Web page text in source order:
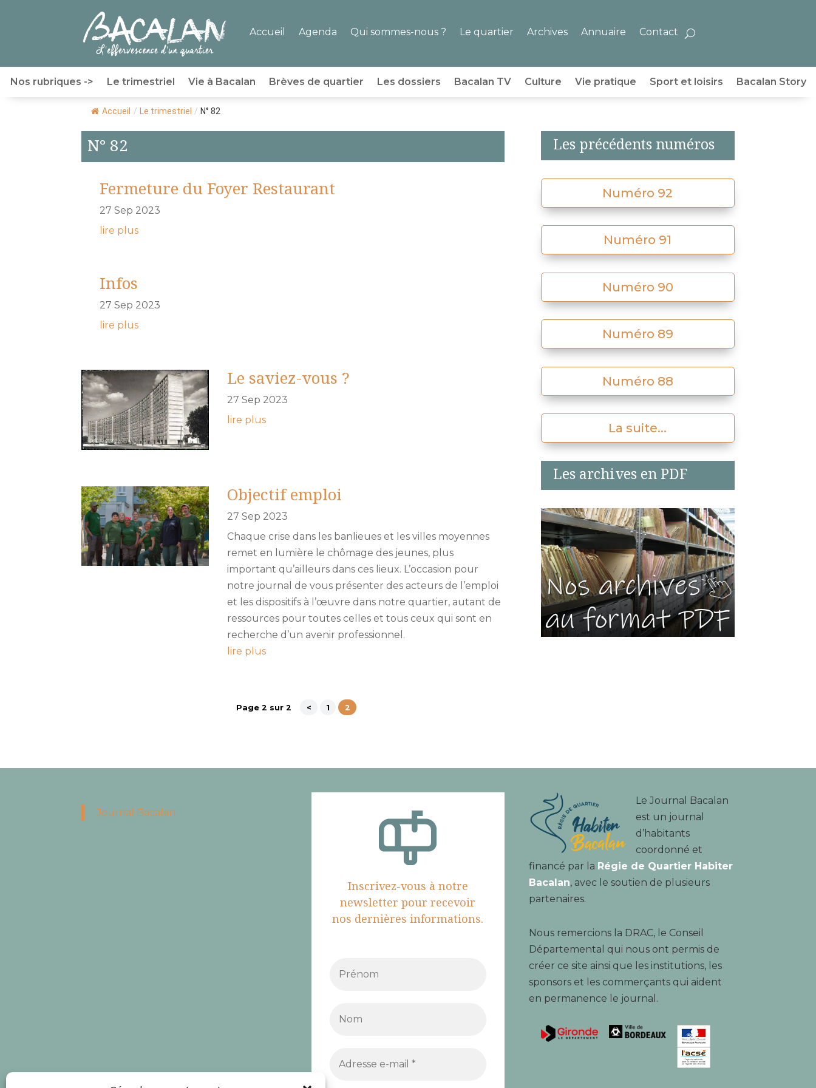
Accueil Agenda Qui sommes-nous ? Le quartier Archives Annuaire Contact
Nos rubriques -> Le trimestriel Vie à Bacalan Brèves de quartier Les dossiers Bacalan TV Culture Vie pratique Sport et loisirs Bacalan Story
Accueil / Le trimestriel / N° 82
N° 82
Fermeture du Foyer Restaurant
27 Sep 2023
lire plus
Infos
27 Sep 2023
lire plus
Le saviez-vous ?
27 Sep 2023
lire plus
Objectif emploi
27 Sep 2023
Chaque crise dans les banlieues et les villes moyennes
remet en lumière le chômage des jeunes, plus
important qu’ailleurs dans ces lieux. L’occasion pour
notre journal de vous présenter des acteurs de l’emploi
et les dispositifs à l’œuvre dans notre quartier, autant de
ressources pour toutes celles et tous ceux qui sont en
recherche d’un avenir professionnel.
lire plus
Page 2 sur 2 < 1 2
Les précédents numéros
Numéro 92
Numéro 91
Numéro 90
Numéro 89
Numéro 88
La suite...
Les archives en PDF
Journal Bacalan
Inscrivez-vous à notre
newsletter pour recevoir
nos dernières informations.
Le Journal Bacalan
est un journal
d’habitants
coordonné et
financé par la Régie de Quartier Habiter
Bacalan, avec le soutien de plusieurs
partenaires.
Nous remercions la DRAC, le Conseil
Départemental qui nous ont permis de
créer ce site ainsi que les institutions, les
sponsors et les commerçants qui aident
en permanence le journal.